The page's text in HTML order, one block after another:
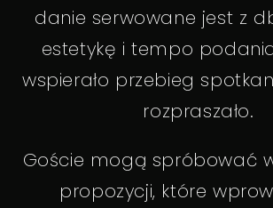
danie serwowane jest z
estetykę i tempo
wspierało przebieg
rozpraszało.
Goście mogą spróbować
propozycji, które